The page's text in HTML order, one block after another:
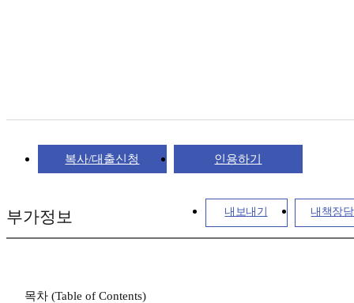
복사/대출신청 인용하기
내보내기 내책장
부가정보
목차 (Table of Contents)